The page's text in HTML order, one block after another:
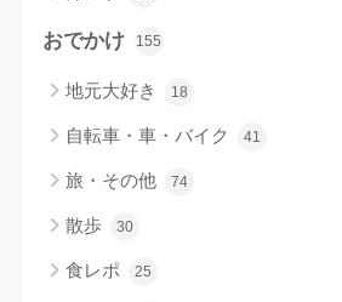
おでかけ 155
地元大好き 18
自転車・車・バイク 41
旅・その他 74
散歩 30
食レポ 25